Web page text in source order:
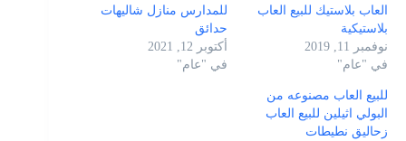
العاب بلاستيك للبيع العاب
بلاستيكية
نوفمبر 11, 2019
في "عام"
للمدارس منازل شاليهات
حدائق
أكتوبر 12, 2021
في "عام"
للبيع العاب مصنوعه من
البولي اثيلين للبيع العاب
زحاليق نطيطات